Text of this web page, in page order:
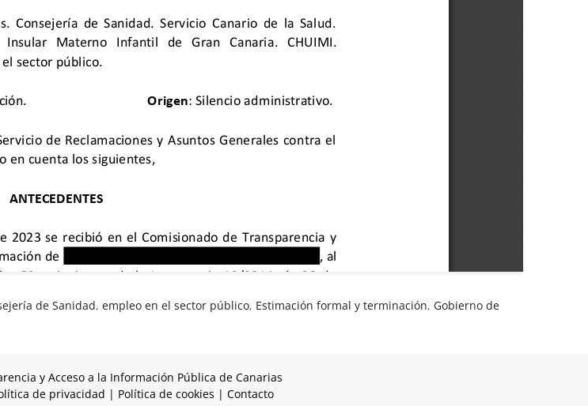
de Sanidad,empleo en el sector público, Estimación formal y terminación, Gobierno de
y Acceso a la Información Pública de Canarias
de privacidad | Política de cookies | Contacto